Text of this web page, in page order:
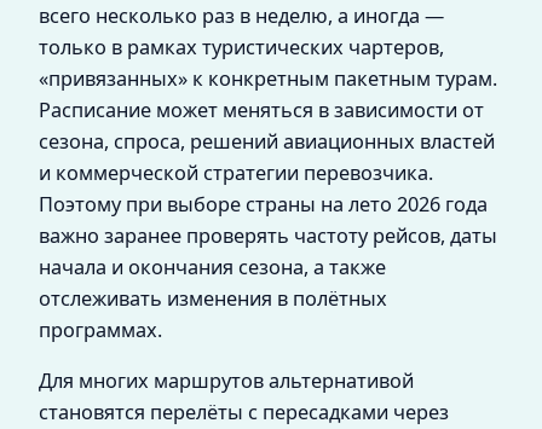
всего несколько раз в неделю, а иногда —
только в рамках туристических чартеров,
«привязанных» к конкретным пакетным турам.
Расписание может меняться в зависимости от
сезона, спроса, решений авиационных властей
и коммерческой стратегии перевозчика.
Поэтому при выборе страны на лето 2026 года
важно заранее проверять частоту рейсов, даты
начала и окончания сезона, а также
отслеживать изменения в полётных
программах.
Для многих маршрутов альтернативой
становятся перелёты с пересадками через